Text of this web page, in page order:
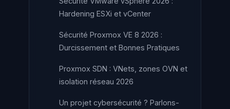
Hardening ESXi et vCenter
Sécurité Proxmox VE 8 2026 :
Durcissement et Bonnes Pratiques
Proxmox SDN : VNets, zones OVN et
isolation réseau 2026
Un projet cybersécurité ? Parlons-